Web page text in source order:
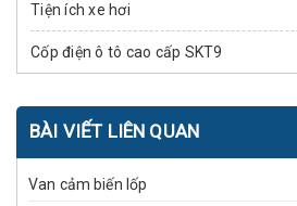
Tiện ích xe hơi
Cốp điện ô tô cao cấp SKT9
BÀI VIẾT LIÊN QUAN
Van cảm biến lốp